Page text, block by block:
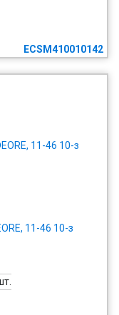
ECSM410010142
11-46 10-з